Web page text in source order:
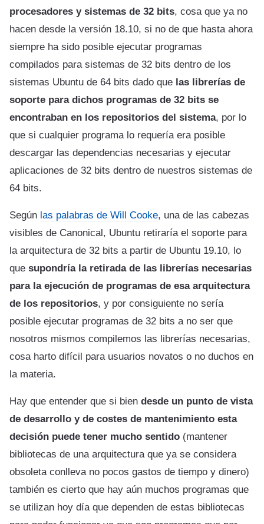
procesadores y sistemas de 32 bits, cosa que ya no
hacen desde la versión 18.10, si no de que hasta ahora
siempre ha sido posible ejecutar programas
compilados para sistemas de 32 bits dentro de los
sistemas Ubuntu de 64 bits dado que las librerías de
soporte para dichos programas de 32 bits se
encontraban en los repositorios del sistema, por lo
que si cualquier programa lo requería era posible
descargar las dependencias necesarias y ejecutar
aplicaciones de 32 bits dentro de nuestros sistemas de
64 bits.
Según las palabras de Will Cooke, una de las cabezas
visibles de Canonical, Ubuntu retiraría el soporte para
la arquitectura de 32 bits a partir de Ubuntu 19.10, lo
que supondría la retirada de las librerías necesarias
para la ejecución de programas de esa arquitectura
de los repositorios, y por consiguiente no sería
posible ejecutar programas de 32 bits a no ser que
nosotros mismos compilemos las librerías necesarias,
cosa harto difícil para usuarios novatos o no duchos en
la materia.
Hay que entender que si bien desde un punto de vista
de desarrollo y de costes de mantenimiento esta
decisión puede tener mucho sentido (mantener
bibliotecas de una arquitectura que ya se considera
obsoleta conlleva no pocos gastos de tiempo y dinero)
también es cierto que hay aún muchos programas que
se utilizan hoy día que dependen de estas bibliotecas